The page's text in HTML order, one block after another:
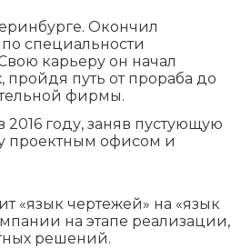
Окончил
специальности
карьеру он начал
пройдя путь от прораба до
фирмы.
году, заняв пустующую
проектным офисом и
«язык чертежей» на «язык
на этапе реализации,
решений.